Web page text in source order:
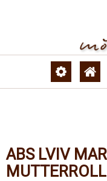
ABS LVIV